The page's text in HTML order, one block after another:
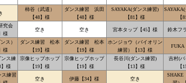
柿谷（武道）
【48】様
ダンス練習 浜田
【48】様
SAYAKA(ダンス練習)
【81】様
【
究会
様
空き 空き 宮本タップ【45】様 鈴木フ
ス）
様
ダンス練習 松本
【19】様
ダンス練習 松本
【19】様
ホンジョウ（バイオリン
練習）【13】様
FUKA
ス練
】様
宗像ヒップホップ
【19】様
宗像ヒップホップ
【19】様
長谷川(ダンス練習)
【13】様
吉村(
【
ス練習
空き 伊藤【34】様 空き
SHAKE